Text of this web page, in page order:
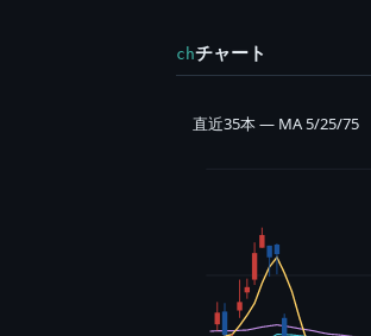
chチャート
直近35本 — MA 5/25/75